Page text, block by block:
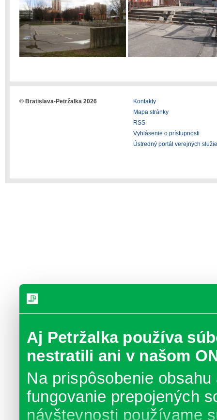
Aj Petržalka používa
nestratili ani v našom
Na prispôsobenie
fungovanie prepojených
návštevnosti používame
© Bratislava-Petržalka 2026
Kontakty
Mapa stránky
RSS
Vyhlásenie o prístupnosti
Ústredný portál verejných